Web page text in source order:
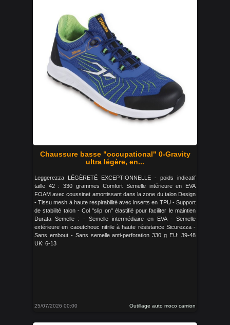
Chaussure basse "occupational" 0-Gravity
ultra légère, en...
Leggerezza LÉGÈRETÉ EXCEPTIONNELLE - poids indicatif
taille 42 : 330 grammes Comfort Semelle intérieure en EVA
FOAM avec coussinet amortissant dans la zone du talon Design
- Tissu mesh à haute respirabilité avec inserts en TPU - Support
de stabilité talon - Col "slip on" élastifié pour faciliter le maintien
Durata Semelle : - Semelle intermédiaire en EVA - Semelle
extérieure en caoutchouc nitrile à haute résistance Sicurezza -
Sans embout - Sans semelle anti-perforation 330 g EU: 39-48
UK: 6-13
25/07/2026 00:00 Outillage auto moco camion